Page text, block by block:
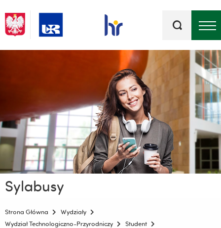
kluczowe
Sylabusy
Strona Główna
Wydziały
Wydział Technologiczno-Przyrodniczy
Student